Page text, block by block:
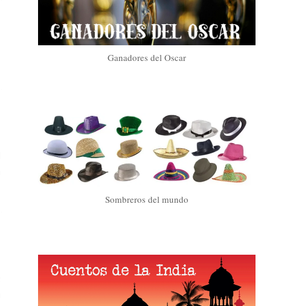
Ganadores del Oscar
Sombreros del mundo